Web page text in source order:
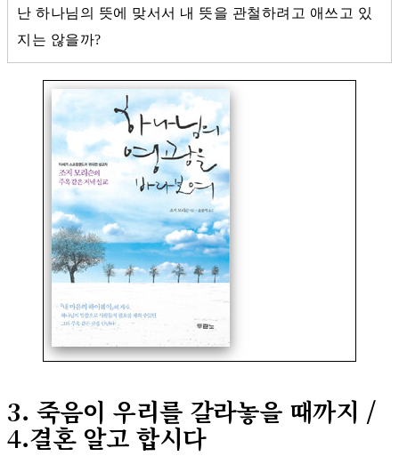
난 하나님의 뜻에 맞서서 내 뜻을 관철하려고 애쓰고 있
지는 않을까?
3. 죽음이 우리를 갈라놓을 때까지 /
4.결혼 알고 합시다